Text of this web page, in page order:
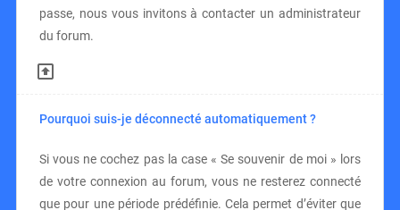
passe, nous vous invitons à contacter un administrateur
du forum.
Pourquoi suis-je déconnecté automatiquement ?
Si vous ne cochez pas la case « Se souvenir de moi » lors
de votre connexion au forum, vous ne resterez connecté
que pour une période prédéfinie. Cela permet d’éviter que